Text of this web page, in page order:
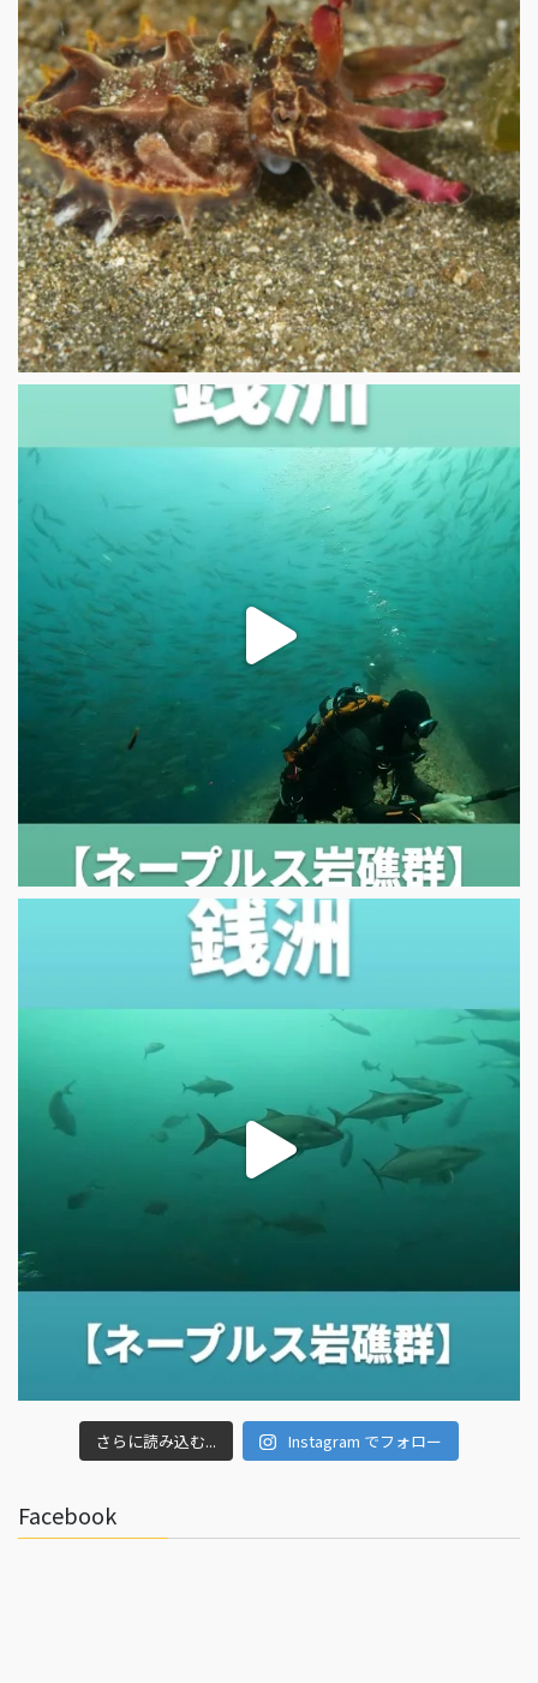
さらに読み込む... Instagram でフォロー
Facebook